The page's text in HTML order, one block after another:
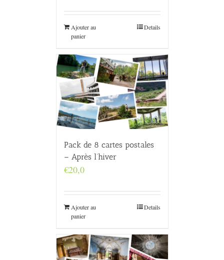
Ajouter au
panier
Details
Pack de 8 cartes postales
– Après l’hiver
€20,0
Ajouter au
panier
Details